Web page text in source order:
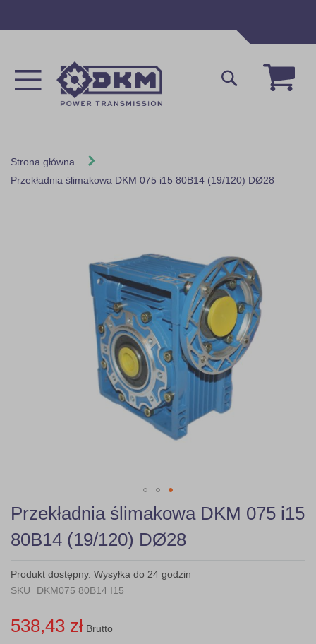
Mój
Szukaj
Strona główna
Przekładnia ślimakowa DKM 075 i15 80B14 (19/120) DØ28
Skip
to
the
beginning
the
images
Przekładnia ślimakowa DKM 075 i15
80B14 (19/120) DØ28
Produkt dostępny. Wysyłka do 24 godzin
SKU
DKM075 80B14 I15
538,43 zł Brutto